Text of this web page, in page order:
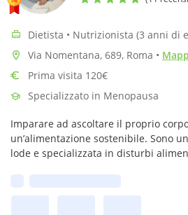
Dietista • Nutrizionista (3 anni di
Via Nomentana, 689, Roma •
Prima visita 120€
Specializzato in Menopausa
Imparare ad ascoltare il proprio
un’alimentazione sostenibile. Sono
lode e specializzata in disturbi